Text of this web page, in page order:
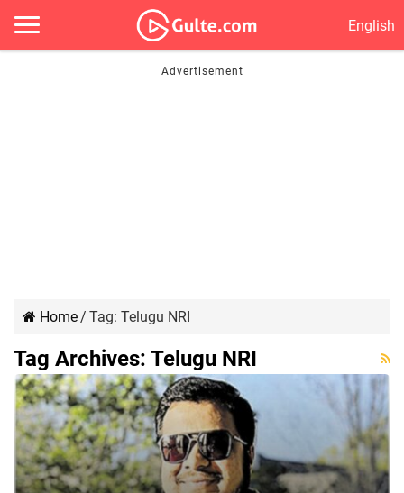
English
Home/ Tag: Telugu NRI
Tag Archives: Telugu NRI